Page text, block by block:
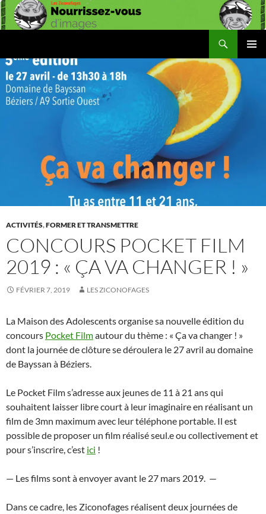
Aller
au
ACTIVITÉS,FORMER ET TRANSMETTRE
CONCOURS POCKET FILM
2019 : « ÇA VA CHANGER ! »
FÉVRIER 7, 2019 LES ZICONOFAGES
La Maison des Adolescents organise sa nouvelle édition du
concours Pocket Filmautour du thème : « Ça va changer ! »
dont la journée de clôture se déroulera le 27 avril au domaine
de Bayssan à Béziers.
Le Pocket Film s’adresse aux jeunes de 11 à 21 ans qui
souhaitent laisser libre court à leur imaginaire en réalisant un
film de 3mn maximum avec leur téléphone portable. Il est
possible de proposer un film réalisé seul.e ou collectivement et
pour s’inscrire, c’est ici !
— Les films sont à envoyer avant le 27 mars 2019. —
Dans ce cadre, les Ziconofages réalisent deux journées de